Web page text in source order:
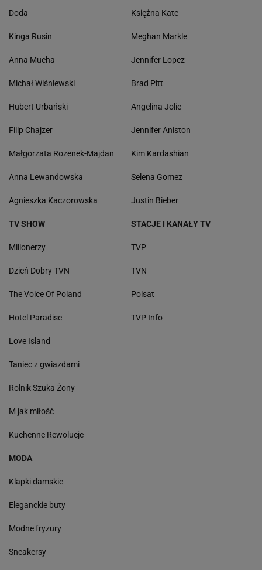
Doda
Kinga Rusin
Anna Mucha
Michał Wiśniewski
Hubert Urbański
Filip Chajzer
Małgorzata Rozenek-Majdan
Anna Lewandowska
Agnieszka Kaczorowska
Księżna Kate
Meghan Markle
Jennifer Lopez
Brad Pitt
Angelina Jolie
Jennifer Aniston
Kim Kardashian
Selena Gomez
Justin Bieber
TV SHOW
Milionerzy
Dzień Dobry TVN
The Voice Of Poland
Hotel Paradise
Love Island
Taniec z gwiazdami
Rolnik Szuka Żony
M jak miłość
Kuchenne Rewolucje
STACJE I KANAŁY TV
TVP
TVN
Polsat
TVP Info
MODA
Klapki damskie
Eleganckie buty
Modne fryzury
Sneakersy